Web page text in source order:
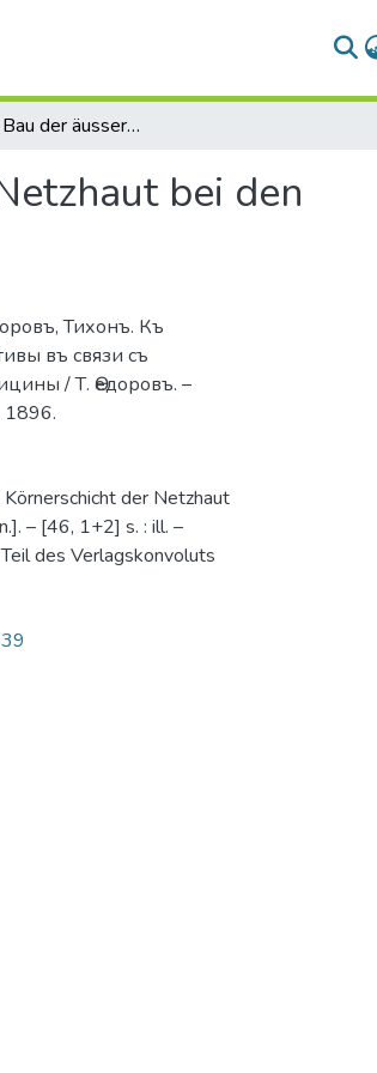
Ueber den Bau der äusseren Körnerschicht der Netzhaut bei den Wirnelthieren
bei den
Тихонъ. Къ
въ связи съ
/ Т. Ѳедоровъ. –
1896.
der Netzhaut
– [46, 1+2] s. : ill. –
des Verlagskonvoluts